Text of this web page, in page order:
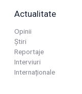
Actualitate
Opinii
Știri
Reportaje
Interviuri
Internaționale